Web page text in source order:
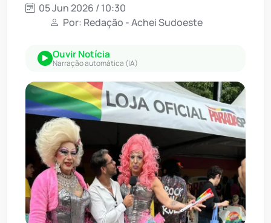
05 Jun 2026 / 10:30
Por: Redação - Achei Sudoeste
Ouvir Notícia
Narração automática (IA)